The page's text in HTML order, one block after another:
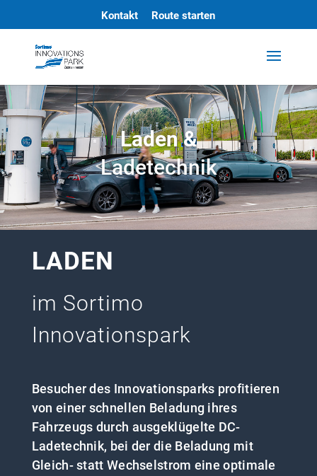
Kontakt Route starten
Laden &
Lade­technik
LADEN
im Sortimo
Innovationspark
Besucher des Innovationsparks profitieren
von einer schnellen Beladung ihres
Fahrzeugs durch ausgeklügelte DC-
Ladetechnik, bei der die Beladung mit
Gleich- statt Wechselstrom eine optimale